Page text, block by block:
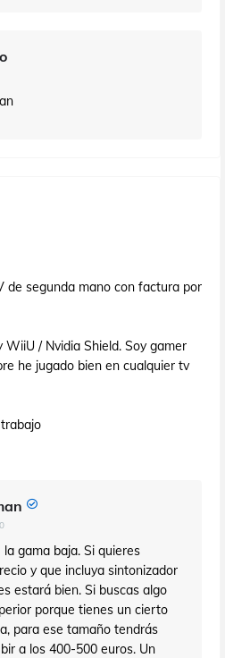
de segunda mano con factura por
WiiU / Nvidia Shield. Soy gamer
he jugado bien en cualquier tv
la gama baja. Si quieres
y que incluya sintonizador
estará bien. Si buscas algo
porque tienes un cierto
para ese tamaño tendrás
a los 400-500 euros. Un